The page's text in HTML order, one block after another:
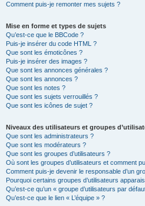
Comment puis-je remonter mes sujets ?
Mise en forme et types de sujets
Qu’est-ce que le BBCode ?
Puis-je insérer du code HTML ?
Que sont les émoticônes ?
Puis-je insérer des images ?
Que sont les annonces générales ?
Que sont les annonces ?
Que sont les notes ?
Que sont les sujets verrouillés ?
Que sont les icônes de sujet ?
Niveaux des utilisateurs et groupes
Que sont les administrateurs ?
Que sont les modérateurs ?
Que sont les groupes d’utilisateurs ?
Où sont les groupes d’utilisateurs et comment
Comment puis-je devenir le responsable d’un
Pourquoi certains groupes d’utilisateurs
Qu’est-ce qu’un « groupe d’utilisateurs par
Qu’est-ce que le lien « L’équipe » ?